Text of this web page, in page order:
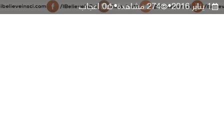
1 يناير 2016 •
274مشاهدة•
0اعجاب